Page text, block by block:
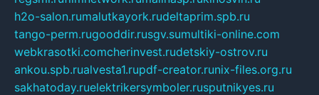
h2o-salon.rumalutkayork.rudeltaprim.spb.ru
tango-perm.rugooddir.rusgv.sumultiki-online.com
webkrasotki.comcherinvest.rudetskiy-ostrov.ru
ankou.spb.rualvesta1.rupdf-creator.runix-files.org.ru
sakhatoday.ruelektrikersymboler.rusputnikyes.ru